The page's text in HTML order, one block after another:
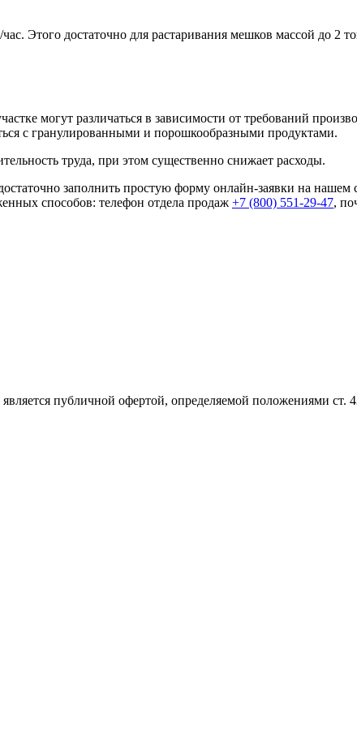
Этого достаточно для растаривания мешков массой до 2
могут различаться в зависимости от требований
с гранулированными и порошкообразными продуктами.
труда, при этом существенно снижает расходы.
заполнить простую форму онлайн-заявки на
способов: телефон отдела продаж +7 (800) 551-29-47,
публичной офертой, определяемой положениями ст.